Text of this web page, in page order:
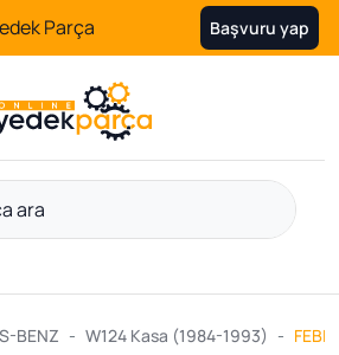
Parça Başvuru yap
BENZ W124 Kasa (1984-1993) FEBI